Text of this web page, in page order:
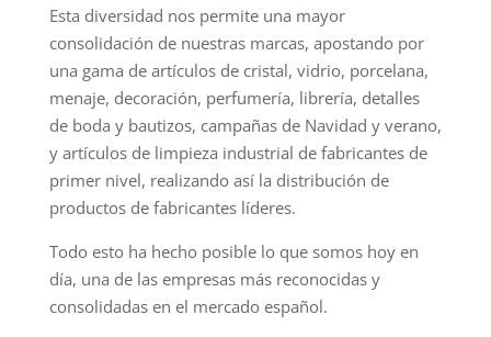
Esta diversidad nos permite una mayor
consolidación de nuestras marcas, apostando por
una gama de artículos de cristal, vidrio, porcelana,
menaje, decoración, perfumería, librería, detalles
de boda y bautizos, campañas de Navidad y verano,
y artículos de limpieza industrial de fabricantes de
primer nivel, realizando así la distribución de
productos de fabricantes líderes.
Todo esto ha hecho posible lo que somos hoy en
día, una de las empresas más reconocidas y
consolidadas en el mercado español.